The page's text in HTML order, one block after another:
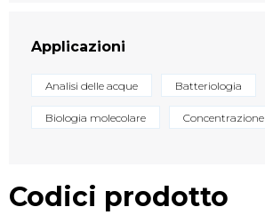
Applicazioni
Analisi delle acque Batteriologia
Biologia molecolare Concentrazione
Codici prodotto